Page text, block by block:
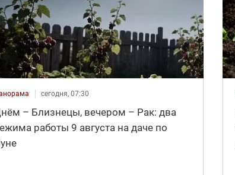
сегодня, 07:30
– Близнецы, вечером – Рак: два
работы 9 августа на даче по